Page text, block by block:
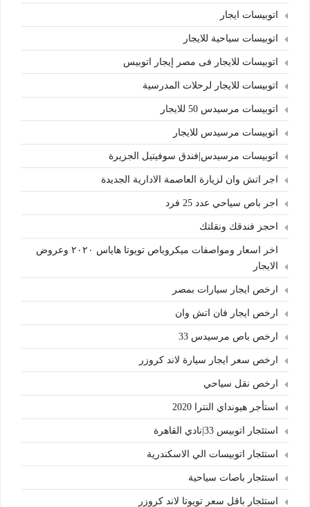
اتوبيسات ايجار
اتوبيسات سياحية للايجار
اتوبيسات للايجار فى مصر إيجار اتوبيس
اتوبيسات للايجار لرحلات المدرسية
اتوبيسات مرسيدس 50 للايجار
اتوبيسات مرسيدس للايجار
اتوبيسات مرسيدس|فندق سوفيتيل الجزيرة
اجر اتش وان لزيارة العاصمة الادارية الجديدة
اجر باص سياحي عدد 25 فرد
احجز فندقك ونقلتك
اخر اسعار ومواصفات ميكروباص تويوتا هاياس ٢٠٢٠ وعروض
الايجار
ارخص ايجار سيارات بمصر
ارخص ايجار فان اتش وان
ارخص باص مرسيدس 33
ارخص سعر ايجار سيارة لاند كروزر
ارخص نقل سياحي
استأجر هيونداي النترا 2020
استئجار اتوبيس 33|نادي القاهرة
استئجار اتوبيسات الي الاسكندرية
استئجار باصات سياحية
استئجار باقل سعر تويوتا لاند كروزر